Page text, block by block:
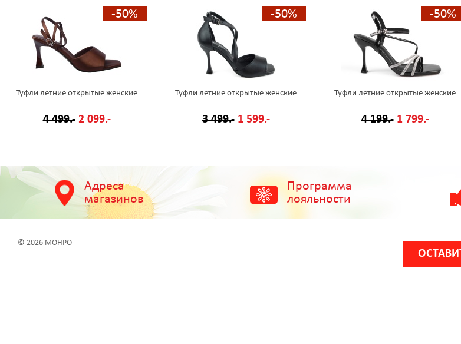
-50%
Туфли летние открытые женские
4 499.- 2 099.-
-50%
Туфли летние открытые женские
3 499.- 1 599.-
-50%
Туфли летние открытые женские
4 199.- 1 799.-
Адреса
магазинов
Программа
лояльности
© 2026 МОНРО